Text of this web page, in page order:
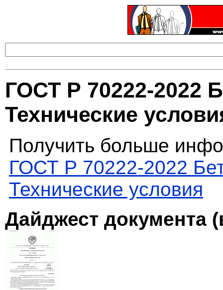
ГОСТ Р 70222-2022
Технические
Получить больше
ГОСТ Р 70222-2022
Технические условия
Дайджест документа